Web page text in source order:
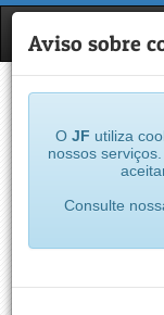
JF
Aviso sobre
O JF utiliza
nossos
Consulte